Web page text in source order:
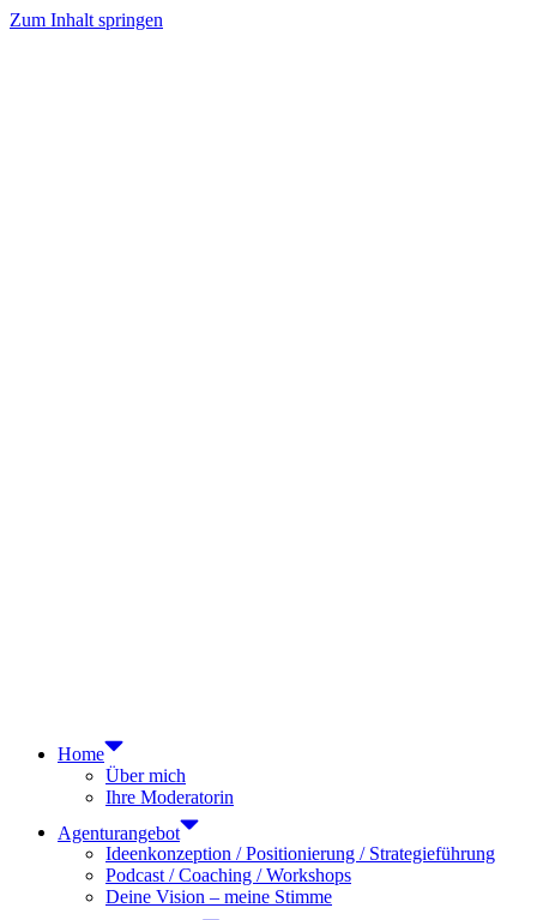
Zum Inhalt springen
Home
Über mich
Ihre Moderatorin
Agenturangebot
Ideenkonzeption / Positionierung / Strategieführung
Podcast / Coaching / Workshops
Deine Vision – meine Stimme